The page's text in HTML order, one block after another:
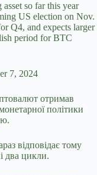
so far this year
US election on Nov.
Q4, and expects larger
period for BTC
7, 2024
отримав
політики
відповідає тому
два цикли.